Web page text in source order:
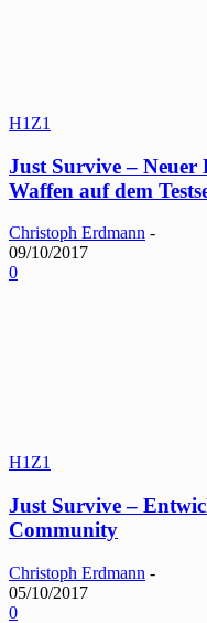
H1Z1
Just Survive –
Waffen auf dem
Christoph Erdmann -
09/10/2017
0
H1Z1
Just Survive –
Community
Christoph Erdmann -
05/10/2017
0